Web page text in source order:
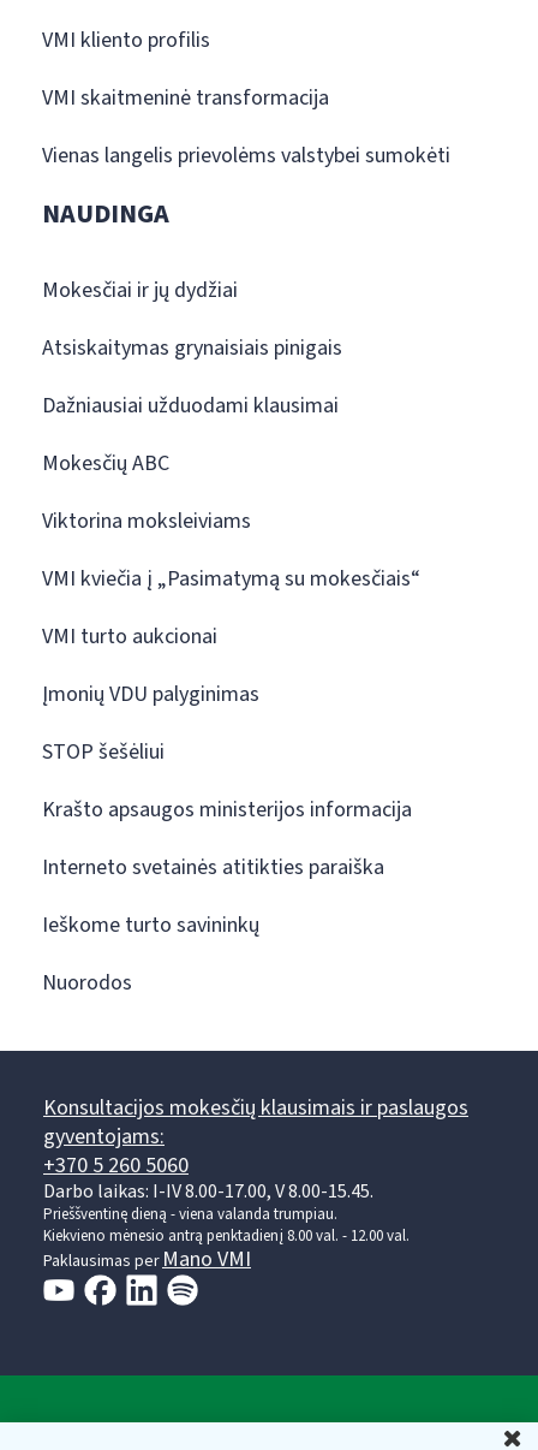
VMI kliento profilis
VMI skaitmeninė transformacija
Vienas langelis prievolėms valstybei sumokėti
NAUDINGA
Mokesčiai ir jų dydžiai
Atsiskaitymas grynaisiais pinigais
Dažniausiai užduodami klausimai
Mokesčių ABC
Viktorina moksleiviams
VMI kviečia į „Pasimatymą su mokesčiais“
VMI turto aukcionai
Įmonių VDU palyginimas
STOP šešėliui
Krašto apsaugos ministerijos informacija
Interneto svetainės atitikties paraiška
Ieškome turto savininkų
Nuorodos
Konsultacijos mokesčių klausimais ir paslaugos
gyventojams:
+370 5 260 5060
Darbo laikas: I-IV 8.00-17.00, V 8.00-15.45.
Prieššventinę dieną - viena valanda trumpiau.
Kiekvieno mėnesio antrą penktadienį 8.00 val. - 12.00 val.
Paklausimas perMano VMI
Valstybinė mokesčių inspekcija prie Lietuvos